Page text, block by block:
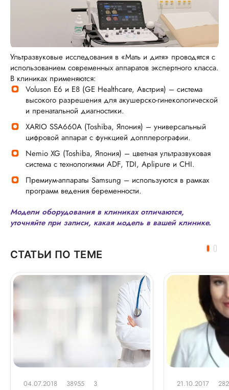
Ультразвуковые исследования в «Мать и дитя» проводятся с
использованием современных аппаратов экспертного класса.
В клиниках применяются:
Voluson E6 и E8 (GE Healthcare, Австрия) – система
высокого разрешения для акушерско-гинекологической
и пренатальной диагностики.
XARIO SSA660A (Toshiba, Япония) – универсальный
цифровой аппарат с функцией допплерографии.
Nemio XG (Toshiba, Япония) – цветная ультразвуковая
система с технологиями ADF, TDI, Aplipure и CHI.
Премиум-аппараты Samsung – используются в рамках
программ ведения беременности.
Модели оборудования в клиниках отличаются,
уточняйте при записи, какая модель в вашей клинике.
СТАТЬИ ПО ТЕМЕ
04.07.2018 38955 3 21.10.2017